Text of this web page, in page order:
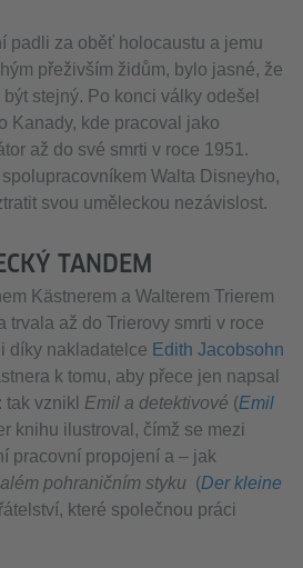
padli za oběť holocaustu a jemu
přeživším židům, bylo jasné, že
stejný. Po konci války odešel
Kanady, kde pracoval jako
až do své smrti v roce 1951.
Walta Disneyho,
svou uměleckou nezávislost.
TANDEM
Kästnerem a Walterem Trierem
trvala až do Trierovy smrti v roce
díky nakladatelce Edith Jacobsohn
k tomu, aby přece jen napsal
vznikl Emil a detektivové (Emil
knihu ilustroval, čímž se mezi
pracovní propojení a – jak
pohraničním styku (Der kleine
které společnou práci